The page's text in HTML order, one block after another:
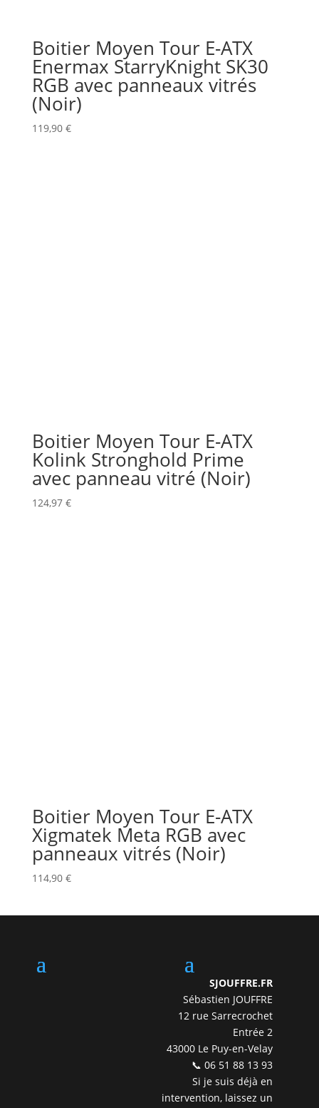
Boitier Moyen Tour E-ATX
Enermax StarryKnight SK30
RGB avec panneaux vitrés
(Noir)
119,90 €
Boitier Moyen Tour E-ATX
Kolink Stronghold Prime
avec panneau vitré (Noir)
124,97 €
Boitier Moyen Tour E-ATX
Xigmatek Meta RGB avec
panneaux vitrés (Noir)
114,90 €
SJOUFFRE.FR
Sébastien JOUFFRE
12 rue Sarrecrochet
Entrée 2
43000 Le Puy-en-Velay
📞 06 51 88 13 93
Si je suis déjà en
intervention, laissez un